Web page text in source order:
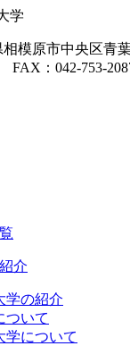
模原市中央区青葉
：042-753-
介
学の紹介
ついて
学について